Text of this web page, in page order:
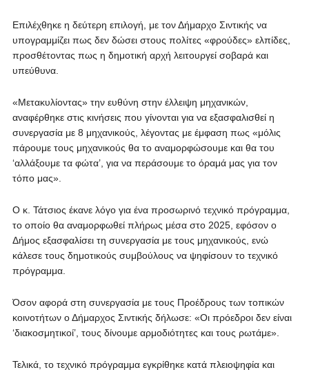
Επιλέχθηκε η δεύτερη επιλογή, με τον Δήμαρχο Σιντικής να
υπογραμμίζει πως δεν δώσει στους πολίτες «φρούδες» ελπίδες,
προσθέτοντας πως η δημοτική αρχή λειτουργεί σοβαρά και
υπεύθυνα.
«Μετακυλίοντας» την ευθύνη στην έλλειψη μηχανικών,
αναφέρθηκε στις κινήσεις που γίνονται για να εξασφαλισθεί η
συνεργασία με 8 μηχανικούς, λέγοντας με έμφαση πως «μόλις
πάρουμε τους μηχανικούς θα το αναμορφώσουμε και θα του
‘αλλάξουμε τα φώτα’, για να περάσουμε το όραμά μας για τον
τόπο μας».
Ο κ. Τάτσιος έκανε λόγο για ένα προσωρινό τεχνικό πρόγραμμα,
το οποίο θα αναμορφωθεί πλήρως μέσα στο 2025, εφόσον ο
Δήμος εξασφαλίσει τη συνεργασία με τους μηχανικούς, ενώ
κάλεσε τους δημοτικούς συμβούλους να ψηφίσουν το τεχνικό
πρόγραμμα.
Όσον αφορά στη συνεργασία με τους Προέδρους των τοπικών
κοινοτήτων ο Δήμαρχος Σιντικής δήλωσε: «Οι πρόεδροι δεν είναι
‘διακοσμητικοί’, τους δίνουμε αρμοδιότητες και τους ρωτάμε».
Τελικά, το τεχνικό πρόγραμμα εγκρίθηκε κατά πλειοψηφία και